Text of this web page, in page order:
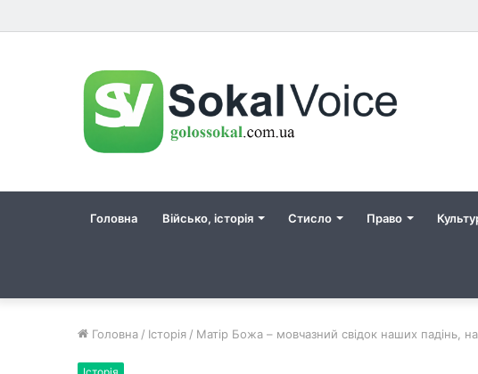
Головна Військо, історія Стисло Право
Головна / Історія / Матір Божа – мовчазний свідок наших падінь,